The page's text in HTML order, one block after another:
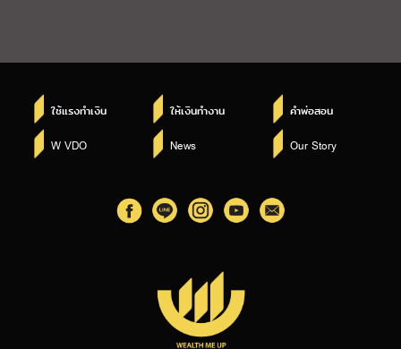
ใช้แรงทำเงิน ให้เงินทำงาน คำพ่อสอน
W VDO News Our Story